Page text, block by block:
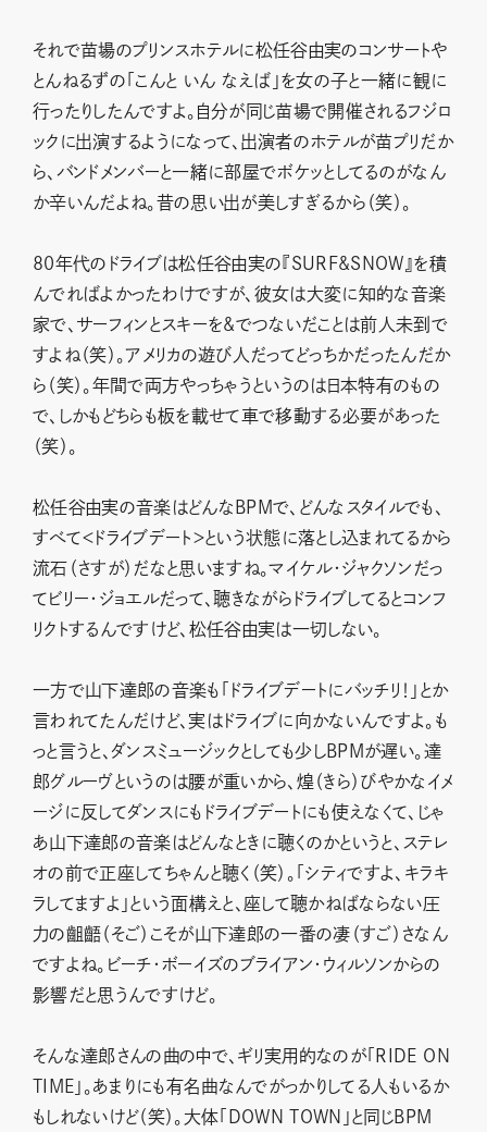
それで苗場のプリンスホテルに松任谷由実のコンサートや
とんねるずの「こんと いん なえば」を女の子と一緒に観に
行ったりしたんですよ。自分が同じ苗場で開催されるフジロ
ックに出演するようになって、出演者のホテルが苗プリだか
ら、バンドメンバーと一緒に部屋でボケッとしてるのがなん
か辛いんだよね。昔の思い出が美しすぎるから（笑）。
80年代のドライブは松任谷由実の『SURF&SNOW』を積
んでればよかったわけですが、彼女は大変に知的な音楽
家で、サーフィンとスキーを&でつないだことは前人未到で
すよね（笑）。アメリカの遊び人だってどっちかだったんだか
ら（笑）。年間で両方やっちゃうというのは日本特有のもの
で、しかもどちらも板を載せて車で移動する必要があった
（笑）。
松任谷由実の音楽はどんなBPMで、どんなスタイルでも、
すべて＜ドライブデート＞という状態に落とし込まれてるから
流石（さすが）だなと思いますね。マイケル・ジャクソンだっ
てビリー・ジョエルだって、聴きながらドライブしてるとコンフ
リクトするんですけど、松任谷由実は一切しない。
一方で山下達郎の音楽も「ドライブデートにバッチリ！」とか
言われてたんだけど、実はドライブに向かないんですよ。も
っと言うと、ダンスミュージックとしても少しBPMが遅い。達
郎グルーヴというのは腰が重いから、煌（きら）びやかなイメ
ージに反してダンスにもドライブデートにも使えなくて、じゃ
あ山下達郎の音楽はどんなときに聴くのかというと、ステレ
オの前で正座してちゃんと聴く（笑）。「シティですよ、キラキ
ラしてますよ」という面構えと、座して聴かねばならない圧
力の齟齬（そご）こそが山下達郎の一番の凄（すご）さなん
ですよね。ビーチ・ボーイズのブライアン・ウィルソンからの
影響だと思うんですけど。
そんな達郎さんの曲の中で、ギリ実用的なのが「RIDE ON
TIME」。あまりにも有名曲なんでがっかりしてる人もいるか
もしれないけど（笑）。大体「DOWN TOWN」と同じBPM